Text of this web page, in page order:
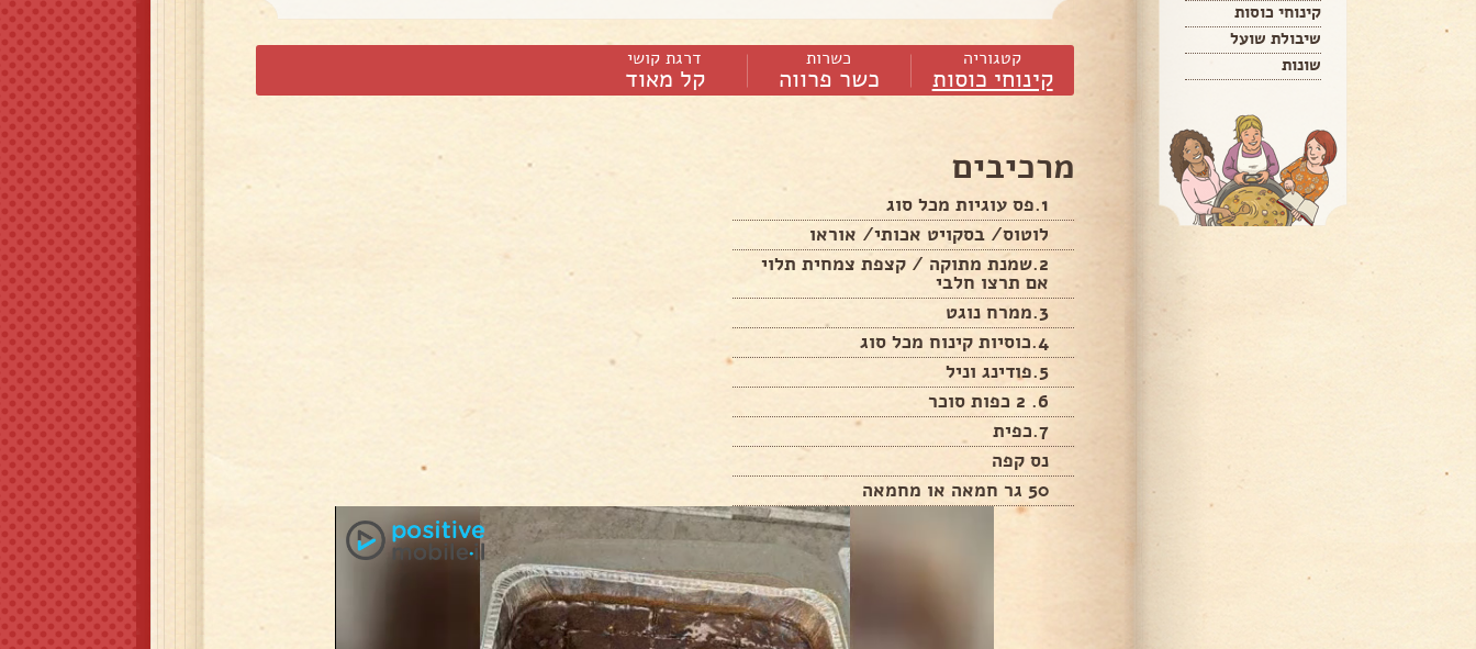
קינוחי כוסות
שיבולת שועל
שונות
קטגוריה
קינוחי כוסות
כשרות
כשר פרווה
דרגת קושי
קל מאוד
מרכיבים
1.פס עוגיות מכל סוג
לוטוס/ בסקויט אכותי/ אוראו
2.שמנת מתוקה / קצפת צמחית תלוי
אם תרצו חלבי
3.ממרח נוגט
4.כוסיות קינוח מכל סוג
5.פודינג וניל
6. 2 כפות סוכר
7.כפית
נס קפה
50 גר חמאה או מחמאה